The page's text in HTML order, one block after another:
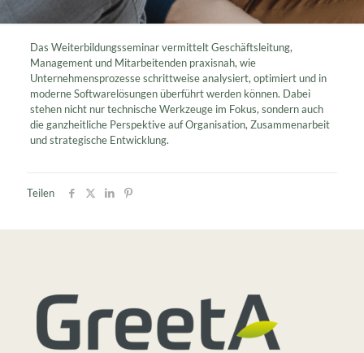
Das Weiterbildungsseminar vermittelt Geschäftsleitung,
Management und Mitarbeitenden praxisnah, wie
Unternehmensprozesse schrittweise analysiert, optimiert und in
moderne Softwarelösungen überführt werden können. Dabei
stehen nicht nur technische Werkzeuge im Fokus, sondern auch
die ganzheitliche Perspektive auf Organisation, Zusammenarbeit
und strategische Entwicklung.
Teilen